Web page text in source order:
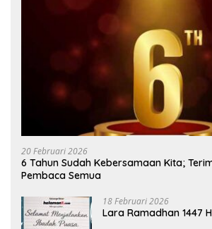
20 Februari 2026
6 Tahun Sudah Kebersamaan Kita;
Pembaca Semua
18 Februari 2026
Lara Ramadhan 1447 H